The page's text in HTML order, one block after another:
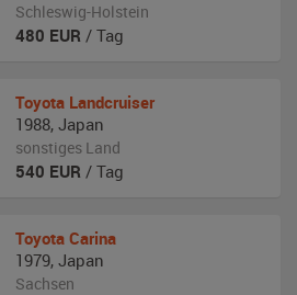
Schleswig-Holstein
480 EUR / Tag
Toyota Landcruiser
1988, Japan
sonstiges Land
540 EUR / Tag
Toyota Carina
1979, Japan
Sachsen